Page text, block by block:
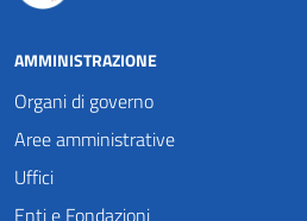
AMMINISTRAZIONE
Organi di governo
Aree amministrative
Uffici
Enti e Fondazioni